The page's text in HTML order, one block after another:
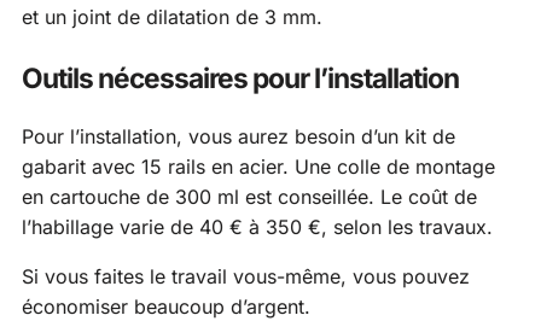
et un joint de dilatation de 3 mm.
Outils nécessaires pour l’installation
Pour l’installation, vous aurez besoin d’un kit de
gabarit avec 15 rails en acier. Une colle de montage
en cartouche de 300 ml est conseillée. Le coût de
l’habillage varie de 40 € à 350 €, selon les travaux.
Si vous faites le travail vous-même, vous pouvez
économiser beaucoup d’argent.